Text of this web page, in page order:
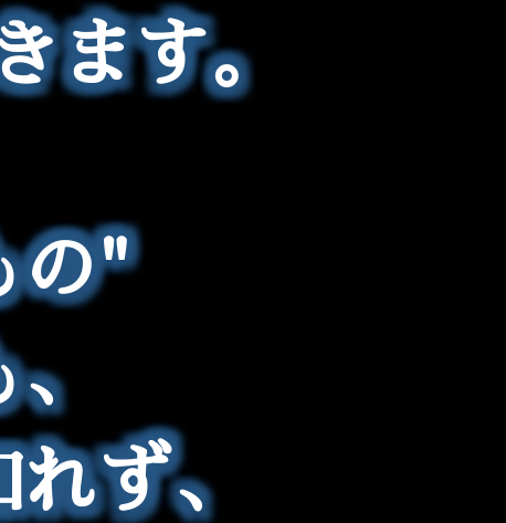
ます。
の"
ず、